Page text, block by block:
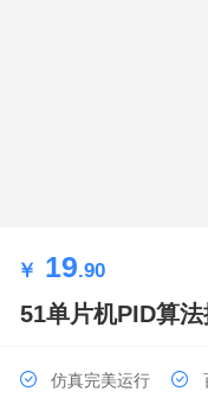
￥ 19.90
51单片机PID算
仿真完美运行